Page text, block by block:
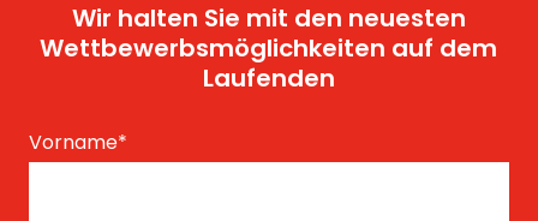
Wir halten Sie mit den neuesten
Wettbewerbsmöglichkeiten auf dem
Laufenden
Vorname*